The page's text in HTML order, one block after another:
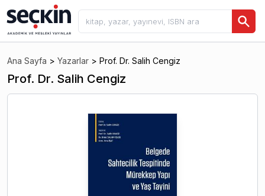
Ana Sayfa > Yazarlar > Prof. Dr. Salih Cengiz
Prof. Dr. Salih Cengiz